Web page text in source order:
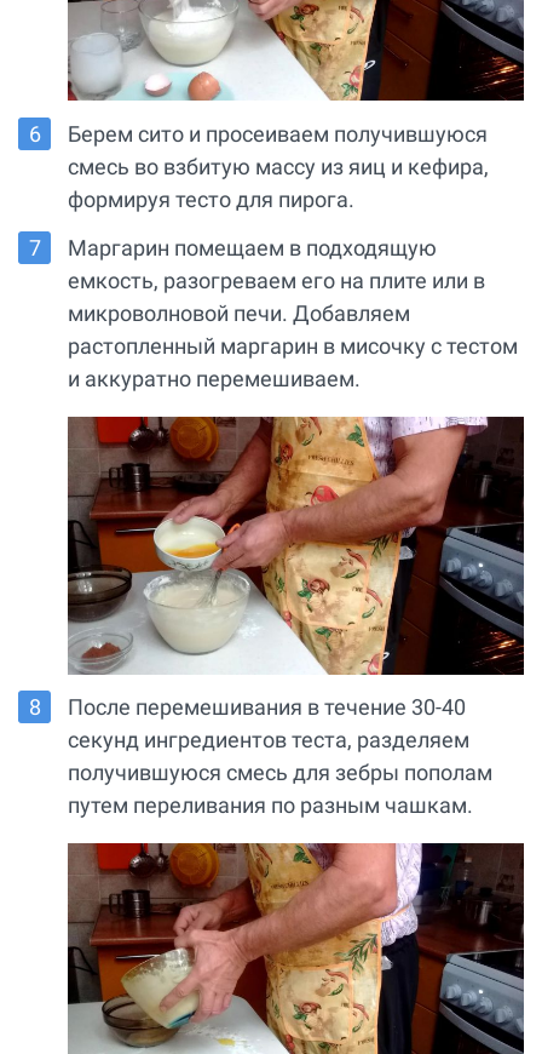
Берем сито и просеиваем получившуюся
смесь во взбитую массу из яиц и кефира,
формируя тесто для пирога.
Маргарин помещаем в подходящую
емкость, разогреваем его на плите или в
микроволновой печи. Добавляем
растопленный маргарин в мисочку с тестом
и аккуратно перемешиваем.
После перемешивания в течение 30-40
секунд ингредиентов теста, разделяем
получившуюся смесь для зебры пополам
путем переливания по разным чашкам.